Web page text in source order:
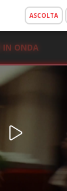
ASCOLTA
IN ONDA